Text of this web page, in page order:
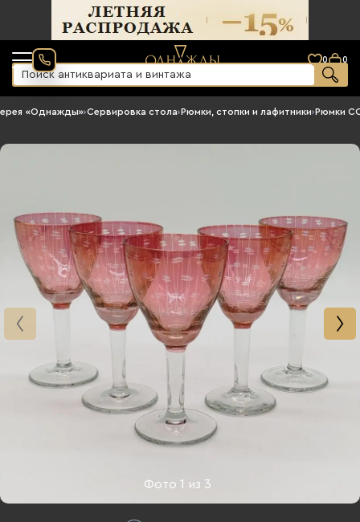
0 0
«Однажды»›Сервировка стола›Рюмки, стопки и лафитники›Рюмки
Фото1 из 3